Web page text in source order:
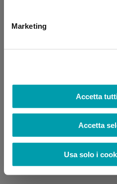
Marketing
Accetta
Accetta
Usa solo i